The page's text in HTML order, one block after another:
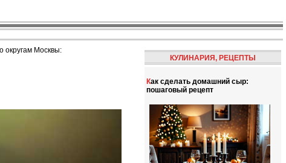
округам Москвы:
КУЛИНАРИЯ, РЕЦЕПТЫ
Как сделать домашний сыр:
пошаговый рецепт